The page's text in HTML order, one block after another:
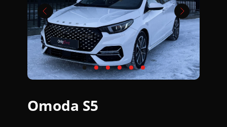
Omoda S5